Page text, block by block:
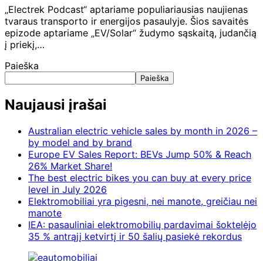
„Electrek Podcast“ aptariame populiariausias naujienas
tvaraus transporto ir energijos pasaulyje. Šios savaitės
epizode aptariame „EV/Solar“ žudymo sąskaitą, judančią
į priekį,…
Paieška
Paieška
Naujausi įrašai
Australian electric vehicle sales by month in 2026 –
by model and by brand
Europe EV Sales Report: BEVs Jump 50% & Reach
26% Market Share!
The best electric bikes you can buy at every price
level in July 2026
Elektromobiliai yra pigesni, nei manote, greičiau nei
manote
IEA: pasauliniai elektromobilių pardavimai šoktelėjo
35 % antrąjį ketvirtį ir 50 šalių pasiekė rekordus